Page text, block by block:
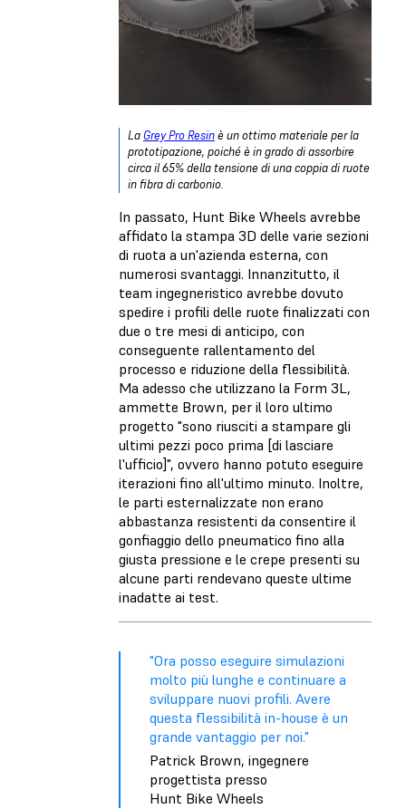
LaGrey Pro Resinè un ottimo materiale per la
prototipazione, poiché è in grado di assorbire
circa il 65% della tensione di una coppia di ruote
in fibra di carbonio.
In passato, Hunt Bike Wheels avrebbe
affidato la stampa 3D delle varie sezioni
di ruota a un'azienda esterna, con
numerosi svantaggi. Innanzitutto, il
team ingegneristico avrebbe dovuto
spedire i profili delle ruote finalizzati con
due o tre mesi di anticipo, con
conseguente rallentamento del
processo e riduzione della flessibilità.
Ma adesso che utilizzano la Form 3L,
ammette Brown, per il loro ultimo
progetto "sono riusciti a stampare gli
ultimi pezzi poco prima [di lasciare
l'ufficio]", ovvero hanno potuto eseguire
iterazioni fino all'ultimo minuto. Inoltre,
le parti esternalizzate non erano
abbastanza resistenti da consentire il
gonfiaggio dello pneumatico fino alla
giusta pressione e le crepe presenti su
alcune parti rendevano queste ultime
inadatte ai test.
"Ora posso eseguire simulazioni
molto più lunghe e continuare a
sviluppare nuovi profili. Avere
questa flessibilità in-house è un
grande vantaggio per noi."
Patrick Brown, ingegnere
progettista presso
Hunt Bike Wheels